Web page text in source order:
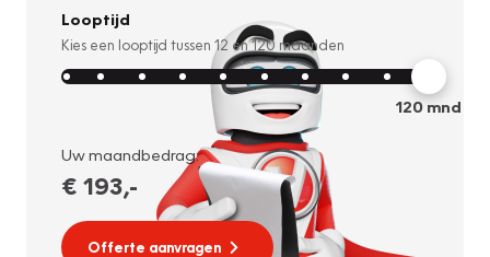
Looptijd
Kies een looptijd tussen 12 en120 maanden
120mnd
Uw maandbedrag:
€ 193,-
Offerte aanvragen